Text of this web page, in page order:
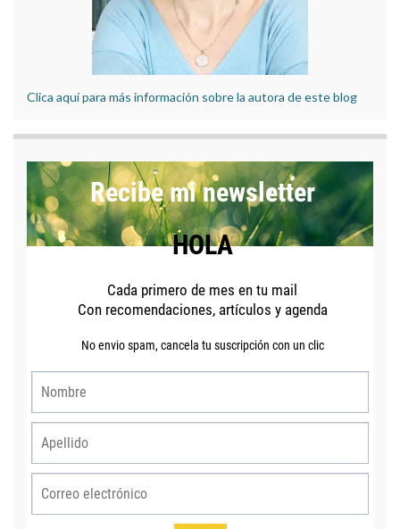
Clica aquí para más información sobre la autora de este blog